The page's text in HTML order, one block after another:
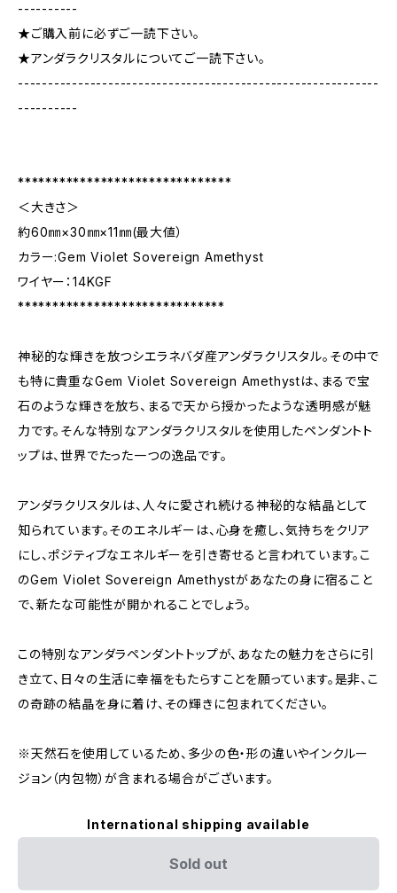
----------
★ご購入前に必ずご一読下さい。
★アンダラクリスタルについてご一読下さい。
------------------------------------------------------------
----------
*******************************
＜大きさ＞
約60㎜×30㎜×11㎜(最大値）
カラー:Gem Violet Sovereign Amethyst
ワイヤー：14KGF
******************************
神秘的な輝きを放つシエラネバダ産アンダラクリスタル。その中で
も特に貴重なGem Violet Sovereign Amethystは、まるで宝
石のような輝きを放ち、まるで天から授かったような透明感が魅
力です。そんな特別なアンダラクリスタルを使用したペンダントト
ップは、世界でたった一つの逸品です。
アンダラクリスタルは、人々に愛され続ける神秘的な結晶として
知られています。そのエネルギーは、心身を癒し、気持ちをクリア
にし、ポジティブなエネルギーを引き寄せると言われています。こ
のGem Violet Sovereign Amethystがあなたの身に宿ること
で、新たな可能性が開かれることでしょう。
この特別なアンダラペンダントトップが、あなたの魅力をさらに引
き立て、日々の生活に幸福をもたらすことを願っています。是非、こ
の奇跡の結晶を身に着け、その輝きに包まれてください。
※天然石を使用しているため、多少の色・形の違いやインクルー
ジョン（内包物）が含まれる場合がございます。
International shipping available
Sold out